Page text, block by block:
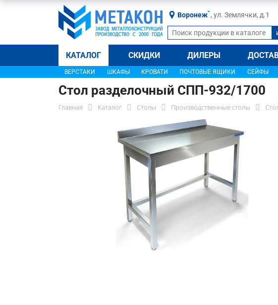
Воронеж , ул. Землячки, д.1
КАТАЛОГ СКИДКИ ДИЛЕРЫ
ВЕРСТАКИ ШКАФЫ КРОВАТИ ПОЧТОВЫЕ ЯЩИКИ СЕЙФЫ
Стол разделочный СПП-932/1700
Главная Каталог Столы Производственные столы